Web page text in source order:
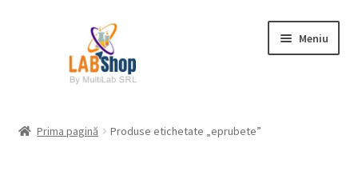
Meniu
Prima pagină Produse etichetate „eprubete”